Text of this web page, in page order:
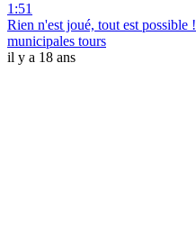
1:51
Rien n'est joué, tout est possible !
municipales tours
il y a 18 ans